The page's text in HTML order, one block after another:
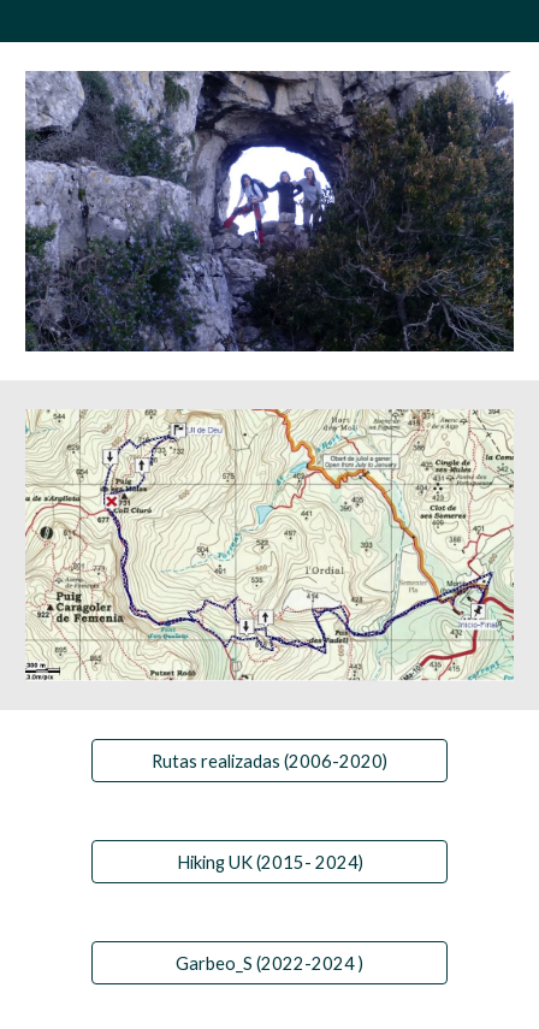
Rutas realizadas (2006-2020)
Hiking UK (2015- 2024)
Garbeo_S (2022-2024 )